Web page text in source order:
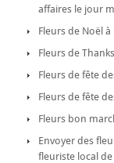
affaires le jour
Fleurs de Noël
Fleurs de
Fleurs de fête
Fleurs de fête
Fleurs bon
Envoyer des
fleuriste local